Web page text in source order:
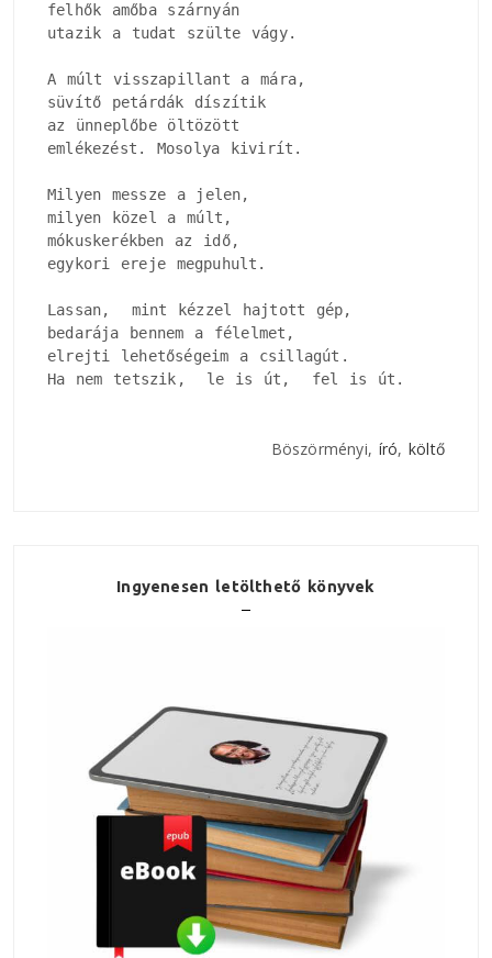
felhők amőba szárnyán
utazik a tudat szülte vágy.
A múlt visszapillant a mára,
süvítő petárdák díszítik
az ünneplőbe öltözött
emlékezést. Mosolya kivirít.
Milyen messze a jelen,
milyen közel a múlt,
mókuskerékben az idő,
egykori ereje megpuhult.
Lassan,  mint kézzel hajtott gép,
bedarája bennem a félelmet,
elrejti lehetőségeim a csillagút.
Ha nem tetszik,  le is út,  fel is út.
Böszörményi, író, költő
Ingyenesen letölthető könyvek